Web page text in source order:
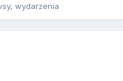
wydarzenia